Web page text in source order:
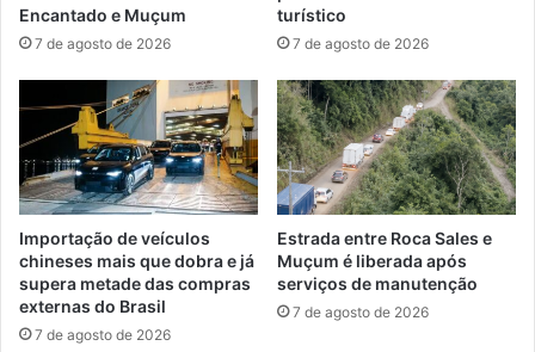
Encantado e Muçum
7 de agosto de 2026
turístico
7 de agosto de 2026
Importação de veículos
chineses mais que dobra e já
supera metade das compras
externas do Brasil
7 de agosto de 2026
Estrada entre Roca Sales e
Muçum é liberada após
serviços de manutenção
7 de agosto de 2026